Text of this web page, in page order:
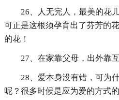
26、人无完人，最美的花
可正是这根须孕育出了芬芳的
的花！
27、在家靠父母，出外靠互
28、爱本身没有错，可为
呢？很多时候是应为爱的方式